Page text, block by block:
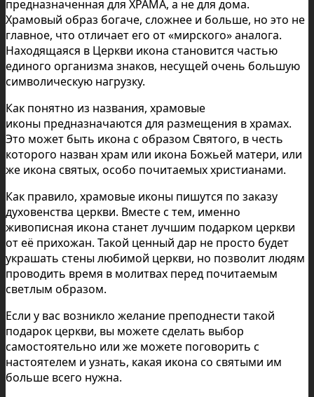
предназначенная для ХРАМА, а не для дома.
Храмовый образ богаче, сложнее и больше, но это не
главное, что отличает его от «мирского» аналога.
Находящаяся в Церкви икона становится частью
единого организма знаков, несущей очень большую
символическую нагрузку.
Как понятно из названия, храмовые
иконы предназначаются для размещения в храмах.
Это может быть икона с образом Святого, в честь
которого назван храм или икона Божьей матери, или
же икона святых, особо почитаемых христианами.
Как правило, храмовые иконы пишутся по заказу
духовенства церкви. Вместе с тем, именно
живописная икона станет лучшим подарком церкви
от её прихожан. Такой ценный дар не просто будет
украшать стены любимой церкви, но позволит людям
проводить время в молитвах перед почитаемым
светлым образом.
Если у вас возникло желание преподнести такой
подарок церкви, вы можете сделать выбор
самостоятельно или же можете поговорить с
настоятелем и узнать, какая икона со святыми им
больше всего нужна.